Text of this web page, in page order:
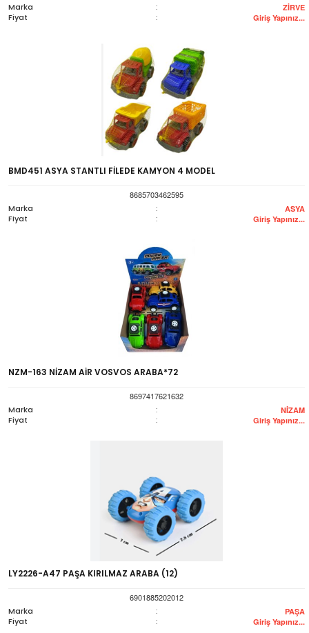
Marka
: ZİRVE
Fiyat : Giriş Yapınız...
BMD451 ASYA STANTLI FİLEDE KAMYON 4 MODEL
8685703462595
Marka
: ASYA
Fiyat : Giriş Yapınız...
NZM-163 NİZAM AİR VOSVOS ARABA*72
8697417621632
Marka
: NİZAM
Fiyat : Giriş Yapınız...
LY2226-A47 PAŞA KIRILMAZ ARABA (12)
6901885202012
Marka
: PAŞA
Fiyat : Giriş Yapınız...